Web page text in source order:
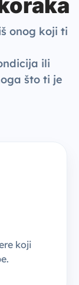
onog koji ti
ili
što ti je
koji